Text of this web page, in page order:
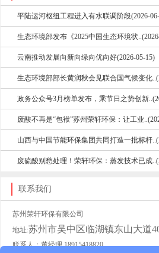
平陆运河枢纽工程进入有水联调阶段(2026-
生态环境部发布《2025中国生态环境状
云南推动发展向新向绿向优向好(2026-05-15)
生态环境部部长黄润秋会见联合国气候变化
政务公众号3月榜单发布，乘节日之势创新
废酸不再是“包袱”苏州荣轩环保：让工业
山西与中国节能环保集团共同打造一批标杆
废硫酸别愁处理！荣轩环保：蒸发技术已成
联系我们
苏州荣轩环保有限公司
地址:苏州市吴中区临湖镇东山大道
联系人：董经理 18915418820